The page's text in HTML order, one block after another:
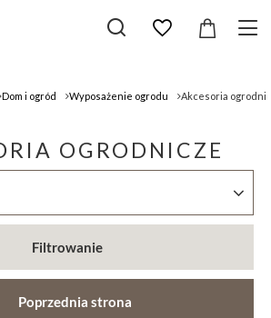
Dom i ogród Wyposażenie ogrodu Akcesoria
OGRODNICZE
Filtrowanie
Poprzednia strona